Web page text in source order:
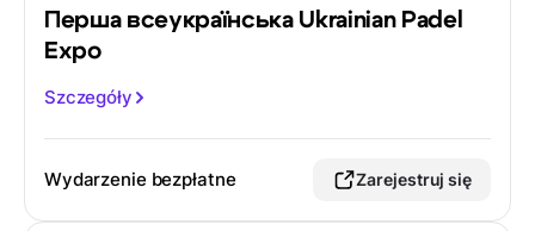
Перша всеукраїнська Ukrainian Padel
Expo
Szczegóły
Wydarzenie bezpłatne Zarejestruj się